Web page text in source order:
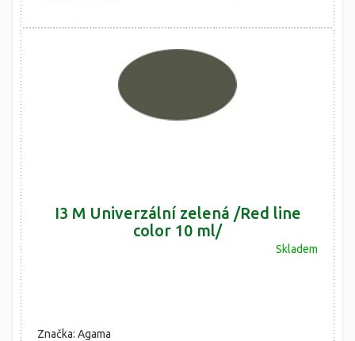
I3 M Univerzální zelená /Red line
color 10 ml/
Skladem
Značka: Agama